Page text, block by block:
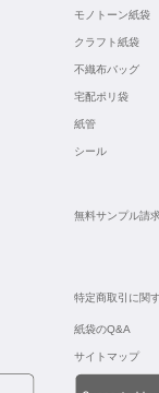
モノトーン紙袋
クラフト紙袋
不織布バッグ
宅配ポリ袋
紙管
シール
無料サンプル請
特定商取引に関
紙袋のQ&A
サイトマップ